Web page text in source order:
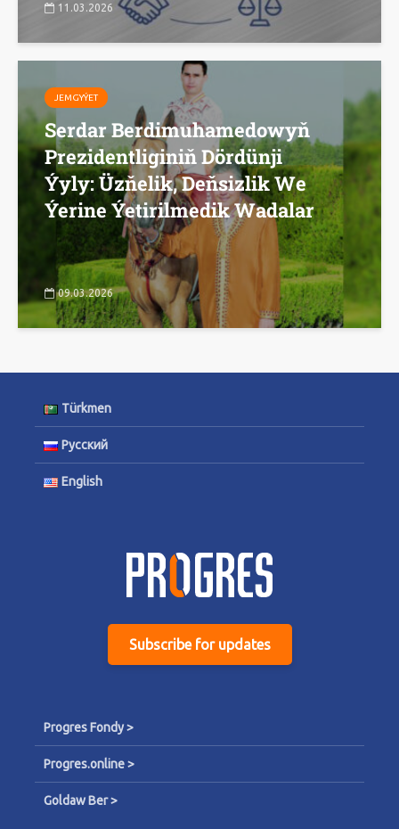
11.03.2026
JEMGYÝET
Serdar Berdimuhamedowyň
Prezidentliginiň Dördünji
Ýyly: Üzňelik, Deňsizlik We
Ýerine Ýetirilmedik Wadalar
09.03.2026
Türkmen
Русский
English
Subscribe for updates
Progres Fondy >
Progres.online >
Goldaw Ber >